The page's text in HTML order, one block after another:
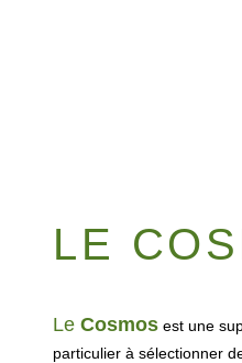
LE
Le Cosmos est une
particulier à sélectionner